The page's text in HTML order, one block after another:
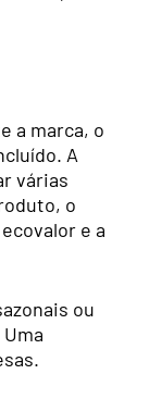
a marca, o
A
várias
o
e a
ou